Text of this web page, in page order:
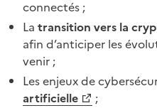
connectés ;
La transition vers la
afin d’anticiper les
venir ;
Les enjeux de
(Ouvre une nouvelle
artificielle
;